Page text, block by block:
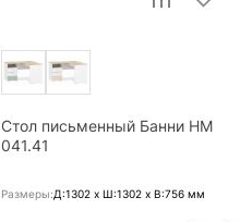
Стол письменный Банни НМ
041.41
Размеры:Д:1302 x Ш:1302 x В:756 мм